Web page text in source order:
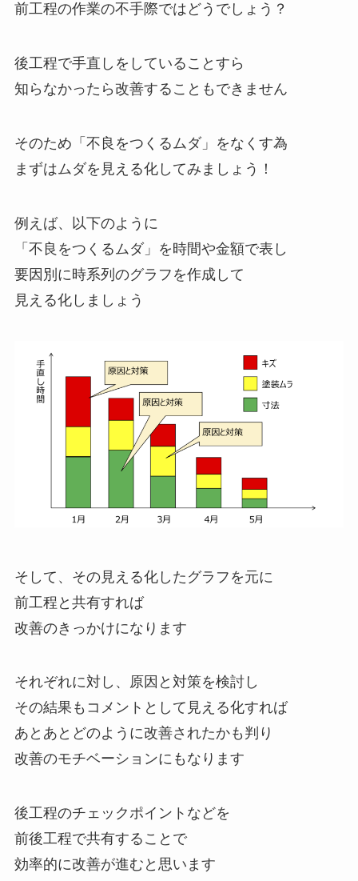
前工程の作業の不手際ではどうでしょう？
後工程で手直しをしていることすら
知らなかったら改善することもできません
そのため「不良をつくるムダ」をなくす為
まずはムダを見える化してみましょう！
例えば、以下のように
「不良をつくるムダ」を時間や金額で表し
要因別に時系列のグラフを作成して
見える化しましょう
そして、その見える化したグラフを元に
前工程と共有すれば
改善のきっかけになります
それぞれに対し、原因と対策を検討し
その結果もコメントとして見える化すれば
あとあとどのように改善されたかも判り
改善のモチベーションにもなります
後工程のチェックポイントなどを
前後工程で共有することで
効率的に改善が進むと思います